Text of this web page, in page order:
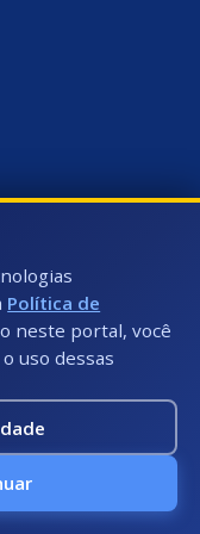
Política de
neste portal, você
uso dessas